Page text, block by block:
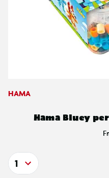
HAMA
Hama Bluey
1